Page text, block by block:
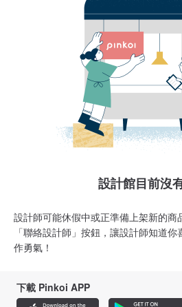
設計館目前沒
設計師可能休假中或正準備上架新的商
「聯絡設計師」按鈕，讓設計師知道
作勇氣！
下載 Pinkoi APP